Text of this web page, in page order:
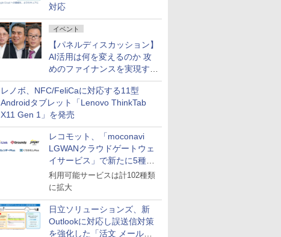
対応
イベント
【パネルディスカッション】
AI活用は何を変えるのか 攻
めのファイナンスを実現する
業務設計とマインドセット変
革
レノボ、NFC/FeliCaに対応する11型
Androidタブレット「Lenovo ThinkTab
X11 Gen 1」を発売
レコモット、「moconavi
LGWANクラウドゲートウェ
イサービス」で新たに5種類
のサービスと連携開始
利用可能サービスは計102種類
に拡大
日立ソリューションズ、新
Outlookに対応し誤送信対策
を強化した「活文 メール誤